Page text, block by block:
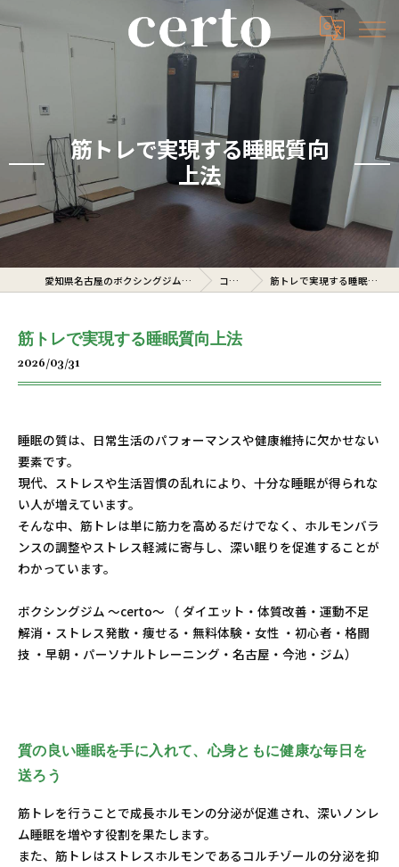
筋トレで実現する睡眠質向
上法
愛知県名古屋のボクシングジムならcerto コラム 筋トレで実現する睡眠質向上法
筋トレで実現する睡眠質向上法
2026/03/31
睡眠の質は、日常生活のパフォーマンスや健康維持に欠かせない
要素です。
現代、ストレスや生活習慣の乱れにより、十分な睡眠が得られな
い人が増えています。
そんな中、筋トレは単に筋力を高めるだけでなく、ホルモンバラ
ンスの調整やストレス軽減に寄与し、深い眠りを促進することが
わかっています。
ボクシングジム ～certo～ （ ダイエット・体質改善・運動不足
解消・ストレス発散・痩せる・無料体験・女性 ・初心者・格闘
技 ・早朝・パーソナルトレーニング・名古屋・今池・ジム）
質の良い睡眠を手に入れて、心身ともに健康な毎日を
送ろう
筋トレを行うことで成長ホルモンの分泌が促進され、深いノンレ
ム睡眠を増やす役割を果たします。
また、筋トレはストレスホルモンであるコルチゾールの分泌を抑